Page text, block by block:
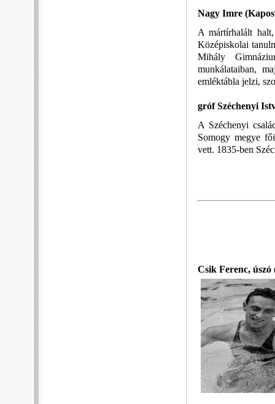
Nagy Imre
A mártírhalált
Középiskolai
Mihály
munkálataiban,
emléktábla jelzi,
gróf Széchenyi
A Széchenyi
Somogy megye
vett. 1835-ben
Csik Ferenc, úszó